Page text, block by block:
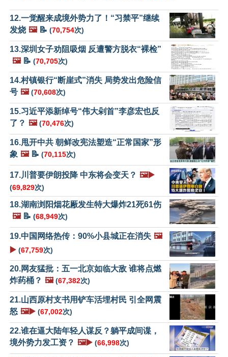
12.一觉醒来成境外势力了！“习禁平”继续
发烧 🖼️📝 (70,754次)
13.深圳女子劝阻吸烟 反遭警方脱衣“裸检”
🖼️📝 (70,705次)
14.村镇银行“断崖式”消失 局势发出危险信
号 🖼️ (70,608次)
15.习近平添新绰号“伟大剁首”李彦宏也反
了？ 🖼️ (70,476次)
16.甩开中共 朝鲜改宪法塑造“正常国家”形
象 🖼️📝 (70,115次)
17.川普要伊朗投降 中东将会变天？ 🖼️▶️
(69,829次)
18.湖南浏阳烟花厰发生特大爆炸21死61伤
🖼️📝 (68,949次)
19.中国网络热传：90%小县城正在消失 🖼️
▶️ (67,759次)
20.网友猛批：五一北京如临大敌 谁将点燃
炸药桶？ 🖼️ (67,382次)
21.山西原村支书用铲车活埋村民 引全网震
怒 🖼️▶️ (67,002次)
22.谁在逼大陆年轻人谋反？躺平成间谍，
境外势力发工资？ 🖼️▶️ (66,998次)